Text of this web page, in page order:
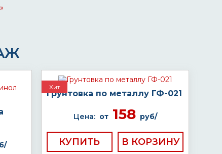
»
Хит
Грунтовка по металлу ГФ-021
Цена: от158 руб/
КУПИТЬ